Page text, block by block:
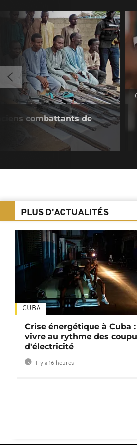
combattants de
PLUS D'ACTUALITÉS
CUBA
Crise énergétique à Cuba :
vivre au rythme des
d'électricité
Il y a 16 heures